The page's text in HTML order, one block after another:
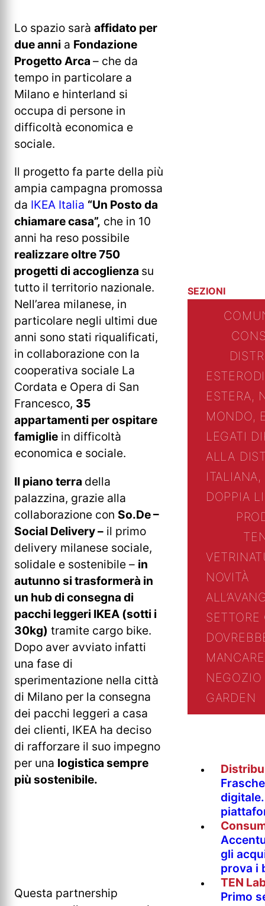
Lo spazio sarà affidato per
due anni a Fondazione
Progetto Arca – che da
tempo in particolare a
Milano e hinterland si
occupa di persone in
difficoltà economica e
sociale.
Il progetto fa parte della più
ampia campagna promossa
da IKEA Italia “Un Posto da
chiamare casa”, che in 10
anni ha reso possibile
realizzare oltre 750
progetti di accoglienza su
tutto il territorio nazionale.
Nell’area milanese, in
particolare negli ultimi due
anni sono stati riqualificati,
in collaborazione con la
cooperativa sociale La
Cordata e Opera di San
Francesco, 35
appartamenti per ospitare
famiglie in difficoltà
economica e sociale.
Il piano terra della
palazzina, grazie alla
collaborazione con So.De –
Social Delivery – il primo
delivery milanese sociale,
solidale e sostenibile – in
autunno si trasformerà in
un hub di consegna di
pacchi leggeri IKEA (sotti i
30kg) tramite cargo bike.
Dopo aver avviato infatti
una fase di
sperimentazione nella città
di Milano per la consegna
dei pacchi leggeri a casa
dei clienti, IKEA ha deciso
di rafforzare il suo impegno
per una logistica sempre
più sostenibile.
Questa partnership
SEZIONI
ESTERO
ESTERA,
MONDO,
LEGATI
ALLA
DOPPIA
VETRINA
NOVITÀ
GARDEN
gli
prova i
TEN
Primo